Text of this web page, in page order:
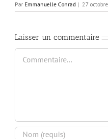
Soutien aux Parents
Ressources pédagogiques
Médias
Par Emmanuelle Conrad | 27
Laisser un commentaire